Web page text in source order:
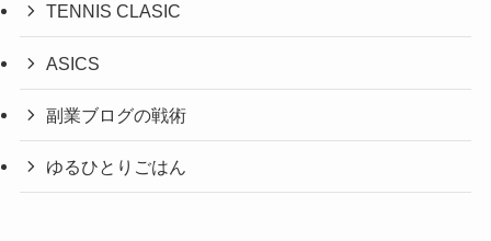
TENNIS CLASIC
ASICS
副業ブログの戦術
ゆるひとりごはん